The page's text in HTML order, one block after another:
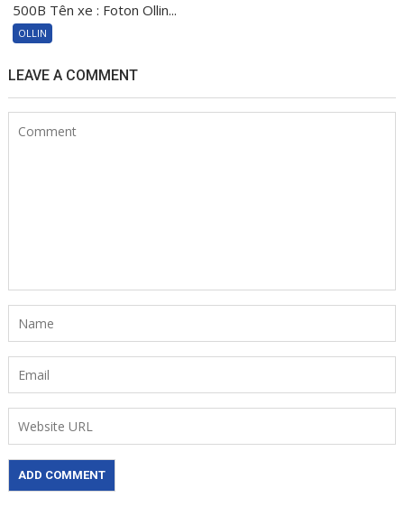
500B Tên xe : Foton Ollin...
OLLIN
LEAVE A COMMENT